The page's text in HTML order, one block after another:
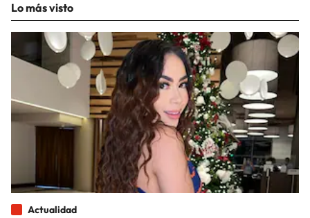
Lo más visto
Actualidad